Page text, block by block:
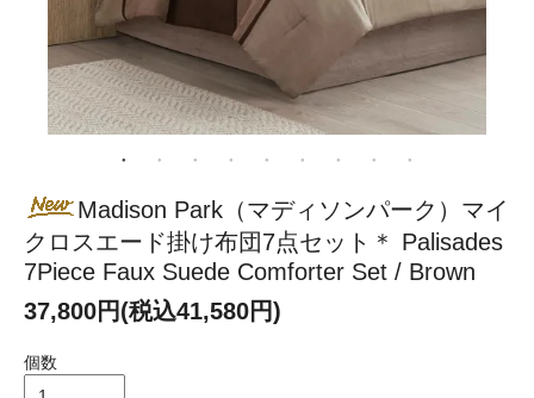
Madison Park（マディソンパーク）マイ
クロスエード掛け布団7点セット＊ Palisades
7Piece Faux Suede Comforter Set / Brown
37,800円(税込41,580円)
個数